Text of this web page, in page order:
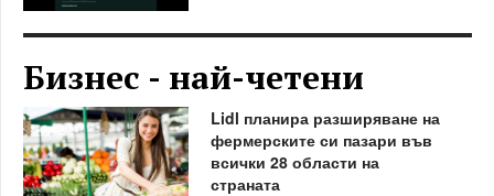
Бизнес - най-четени
Lidl планира разширяване на
фермерските си пазари във
всички 28 области на
страната